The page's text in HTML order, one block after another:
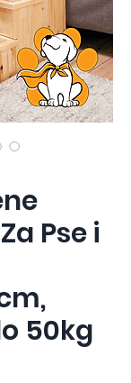
Pse i
50kg